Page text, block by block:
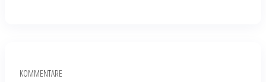
KOMMENTARE